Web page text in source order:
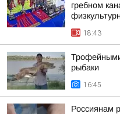
гребном
18:43
рыбаки
16:45
Россиянам